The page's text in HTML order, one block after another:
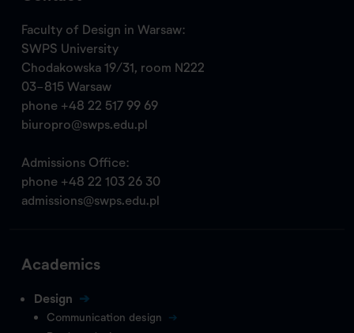
Faculty of Design in Warsaw:
SWPS University
Chodakowska 19/31, room N222
03-815 Warsaw
phone +48 22 517 99 69
biuropro@swps.edu.pl
Admissions Office:
phone +48 22 103 26 30
admissions@swps.edu.pl
Academics
Design
Communication design